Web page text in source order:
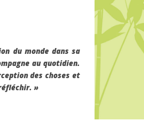
du monde dans sa
au quotidien.
des choses et
»